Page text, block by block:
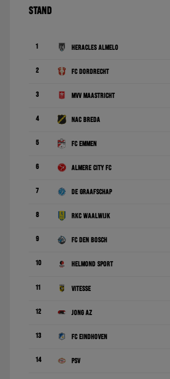
STAND
1 Heracles Almelo
2 FC Dordrecht
3 MVV Maastricht
4 NAC Breda
5 FC Emmen
6 Almere City FC
7 De Graafschap
8 RKC Waalwijk
9 FC Den Bosch
10 Helmond Sport
11 Vitesse
12 Jong AZ
13 FC Eindhoven
14 PSV